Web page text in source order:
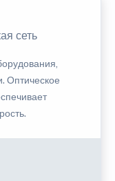
сеть
Оптическое